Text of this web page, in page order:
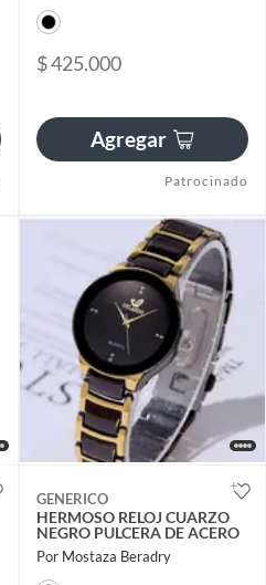
$ 425.000
Agregar
Patrocinado
GENERICO
HERMOSO RELOJ CUARZO
NEGRO PULCERA DE ACERO
Por Mostaza Beradry